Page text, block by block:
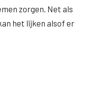
zorgen. Net als
het lijken alsof er